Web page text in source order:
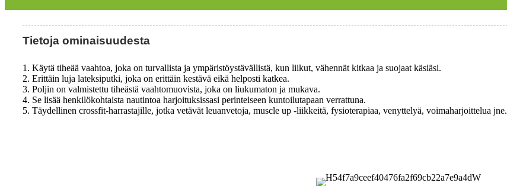
Tietoja ominaisuudesta
1. Käytä tiheää vaahtoa, joka on turvallista ja ympäristöystävällistä, kun liikut, vähennät kitkaa ja suojaat käsiäsi.
2. Erittäin luja lateksiputki, joka on erittäin kestävä eikä helposti katkea.
3. Poljin on valmistettu tiheästä vaahtomuovista, joka on liukumaton ja mukava.
4. Se lisää henkilökohtaista nautintoa harjoituksissasi perinteiseen kuntoilutapaan verrattuna.
5. Täydellinen crossfit-harrastajille, jotka vetävät leuanvetoja, muscle up -liikkeitä, fysioterapiaa, venyttelyä, voimaharjoittelua jne.